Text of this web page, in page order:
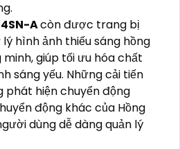
Acòn được trang bị
hình ảnh thiếu sáng hồng
giúp tối ưu hóa chất
sáng yếu. Những cải tiến
hiện chuyển động
động khác của Hồng
dùng dễ dàng quản lý